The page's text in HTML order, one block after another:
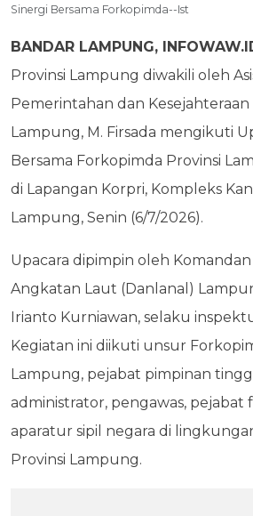
Sinergi Bersama Forkopimda--Ist
BANDAR LAMPUNG,
Provinsi Lampung diwakili oleh
Pemerintahan dan
Lampung, M. Firsada mengikuti
Bersama Forkopimda Provinsi
di Lapangan Korpri, Kompleks
Lampung, Senin (6/7/2026).
Upacara dipimpin oleh
Angkatan Laut (Danlanal)
Irianto Kurniawan, selaku
Kegiatan ini diikuti unsur
Lampung, pejabat pimpinan
administrator, pengawas, pejabat
aparatur sipil negara di
Provinsi Lampung.